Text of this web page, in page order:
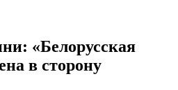
«Белорусская
в сторону